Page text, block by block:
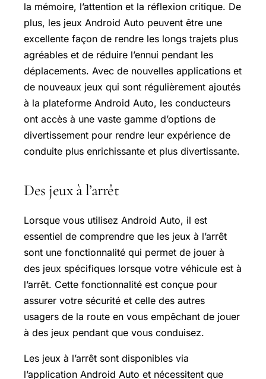
la mémoire, l’attention et la réflexion critique. De
plus, les jeux Android Auto peuvent être une
excellente façon de rendre les longs trajets plus
agréables et de réduire l’ennui pendant les
déplacements. Avec de nouvelles applications et
de nouveaux jeux qui sont régulièrement ajoutés
à la plateforme Android Auto, les conducteurs
ont accès à une vaste gamme d’options de
divertissement pour rendre leur expérience de
conduite plus enrichissante et plus divertissante.
Des jeux à l’arrêt
Lorsque vous utilisez Android Auto, il est
essentiel de comprendre que les jeux à l’arrêt
sont une fonctionnalité qui permet de jouer à
des jeux spécifiques lorsque votre véhicule est à
l’arrêt. Cette fonctionnalité est conçue pour
assurer votre sécurité et celle des autres
usagers de la route en vous empêchant de jouer
à des jeux pendant que vous conduisez.
Les jeux à l’arrêt sont disponibles via
l’application Android Auto et nécessitent que